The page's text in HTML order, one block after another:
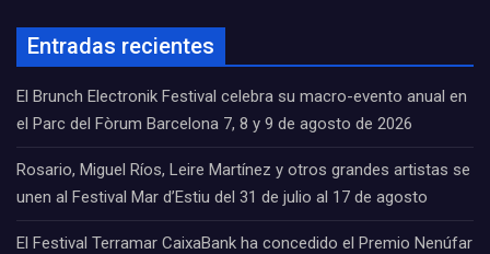
Entradas recientes
El Brunch Electronik Festival celebra su macro-evento anual en
el Parc del Fòrum Barcelona 7, 8 y 9 de agosto de 2026
Rosario, Miguel Ríos, Leire Martínez y otros grandes artistas se
unen al Festival Mar d’Estiu del 31 de julio al 17 de agosto
El Festival Terramar CaixaBank ha concedido el Premio Nenúfar